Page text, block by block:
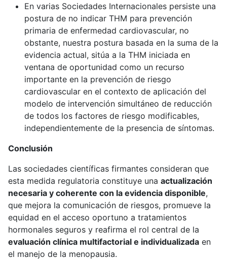
En varias Sociedades Internacionales persiste una
postura de no indicar THM para prevención
primaria de enfermedad cardiovascular, no
obstante, nuestra postura basada en la suma de la
evidencia actual, sitúa a la THM iniciada en
ventana de oportunidad como un recurso
importante en la prevención de riesgo
cardiovascular en el contexto de aplicación del
modelo de intervención simultáneo de reducción
de todos los factores de riesgo modificables,
independientemente de la presencia de síntomas.
Conclusión
Las sociedades científicas firmantes consideran que
esta medida regulatoria constituye una actualización
necesaria y coherente con la evidencia disponible,
que mejora la comunicación de riesgos, promueve la
equidad en el acceso oportuno a tratamientos
hormonales seguros y reafirma el rol central de la
evaluación clínica multifactorial e individualizada en
el manejo de la menopausia.